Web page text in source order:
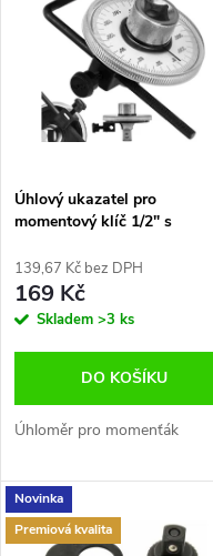
p
r
o
u
k
Abecedně
s
p
r
o
d
u
k
Úhlový ukazatel pro
momentový klíč 1/2" s
Kraft&Dele KD10395
139,67 Kč bez DPH
169 Kč
Skladem >3 ks
DO KOŠÍKU
Úhloměr pro momenťák
Novinka
Premiová kvalita